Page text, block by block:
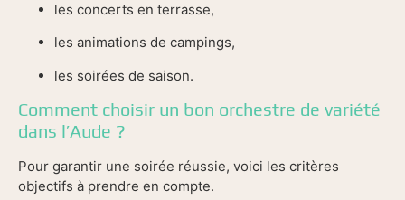
les concerts en terrasse,
les animations de campings,
les soirées de saison.
Comment choisir un bon orchestre de variété
dans l’Aude ?
Pour garantir une soirée réussie, voici les critères
objectifs à prendre en compte.